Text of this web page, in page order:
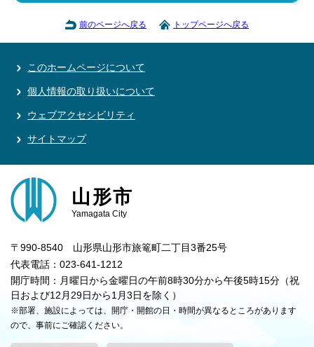
前のページへ戻る トップページへ戻る
このホームページについて
個人情報の取り扱いについて
ウェブアクセシビリティ
サイトマップ
山形市
Yamagata City
〒990-8540 山形県山形市旅篭町二丁目3番25号
代表電話：023-641-1212
開庁時間：月曜日から金曜日の午前8時30分から午後5時15分（祝
日および12月29日から1月3日を除く）
※部署、施設によっては、開庁・開館の日・時間が異なるところがあります
ので、事前にご確認ください。